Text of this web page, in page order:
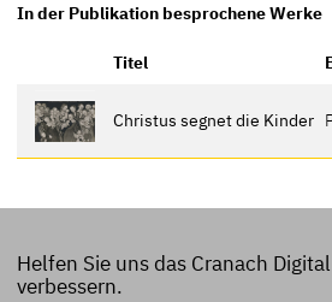
In der Publikation besprochene Werke
Titel
Christus segnet die Kinder
Helfen Sie uns das Cranach
verbessern.